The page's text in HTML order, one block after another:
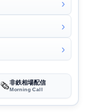
🗞️非鉄相場配信
Morning Call